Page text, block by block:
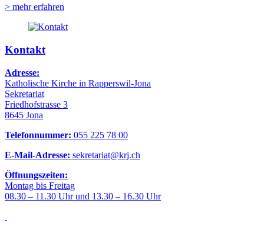
> mehr erfahren
Kontakt
Adresse:
Katholische Kirche in Rapperswil-Jona
Sekretariat
Friedhofstrasse 3
8645 Jona
Telefonnummer: 055 225 78 00
E-Mail-Adresse: sekretariat@krj.ch
Öffnungszeiten:
Montag bis Freitag
08.30 – 11.30 Uhr und 13.30 – 16.30 Uhr